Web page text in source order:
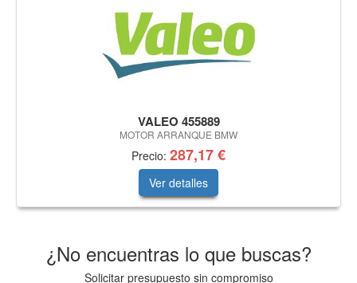
VALEO 455889
MOTOR ARRANQUE BMW
Precio: 287,17 €
Ver detalles
¿No encuentras lo que buscas?
Solicitar presupuesto sin compromiso